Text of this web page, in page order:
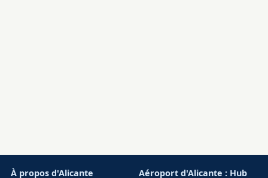
À propos d'Alicante Aéroport d'Alicante : Hub